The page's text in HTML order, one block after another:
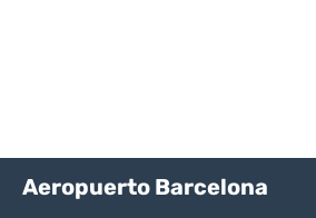
Aeropuerto Barcelona